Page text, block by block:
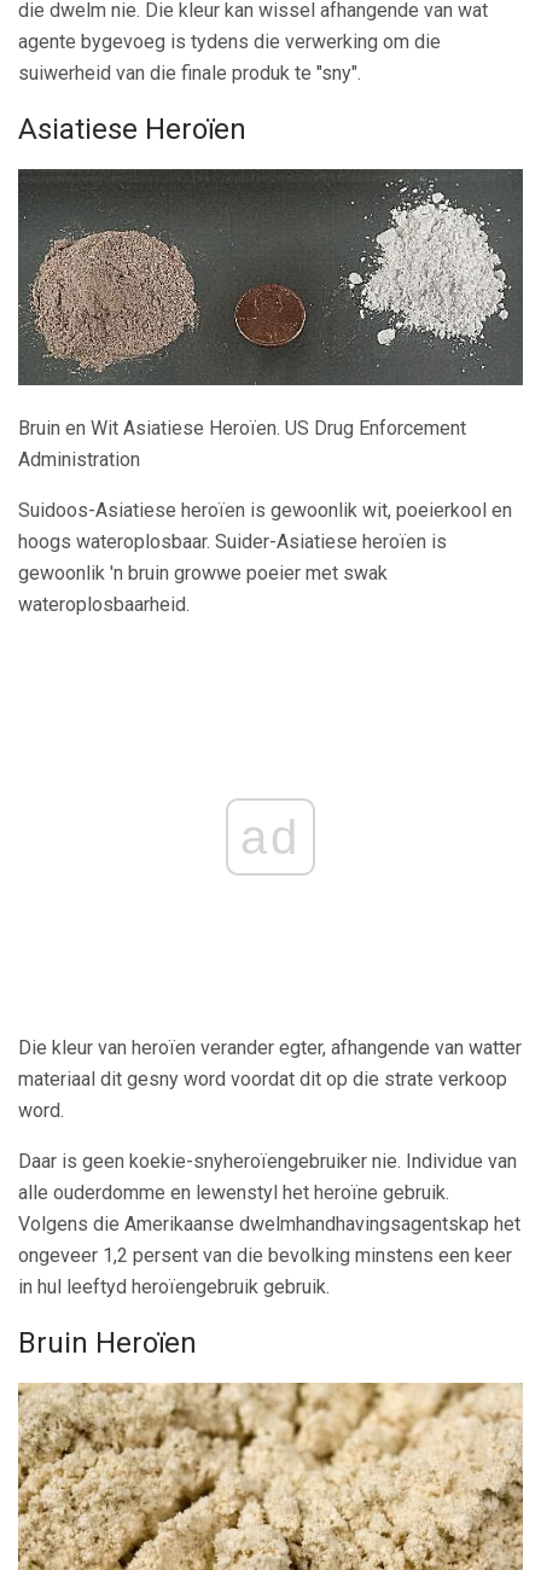
die dwelm nie. Die kleur kan wissel afhangende van wat
agente bygevoeg is tydens die verwerking om die
suiwerheid van die finale produk te "sny".
Asiatiese Heroïen
Bruin en Wit Asiatiese Heroïen. US Drug Enforcement
Administration
Suidoos-Asiatiese heroïen is gewoonlik wit, poeierkool en
hoogs wateroplosbaar. Suider-Asiatiese heroïen is
gewoonlik 'n bruin growwe poeier met swak
wateroplosbaarheid.
ad
Die kleur van heroïen verander egter, afhangende van watter
materiaal dit gesny word voordat dit op die strate verkoop
word.
Daar is geen koekie-snyheroïengebruiker nie. Individue van
alle ouderdomme en lewenstyl het heroïne gebruik.
Volgens die Amerikaanse dwelmhandhavingsagentskap het
ongeveer 1,2 persent van die bevolking minstens een keer
in hul leeftyd heroïengebruik gebruik.
Bruin Heroïen